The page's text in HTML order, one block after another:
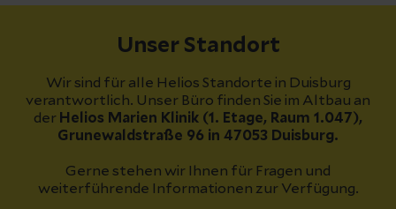
Unser Standort
Wir sind für alle Helios Standorte in Duisburg
verantwortlich. Unser Büro finden Sie im Altbau an
der Helios Marien Klinik (1. Etage, Raum 1.047),
Grunewaldstraße 96 in 47053 Duisburg.
Gerne stehen wir Ihnen für Fragen und
weiterführende Informationen zur Verfügung.